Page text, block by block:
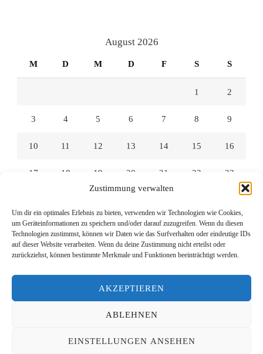
Zustimmung verwalten
Um dir ein optimales Erlebnis zu bieten, verwenden wir Technologien wie Cookies,
um Geräteinformationen zu speichern und/oder darauf zuzugreifen. Wenn du diesen
Technologien zustimmst, können wir Daten wie das Surfverhalten oder eindeutige IDs
auf dieser Website verarbeiten. Wenn du deine Zustimmung nicht erteilst oder
zurückziehst, können bestimmte Merkmale und Funktionen beeinträchtigt werden.
AKZEPTIEREN
ABLEHNEN
EINSTELLUNGEN ANSEHEN
August 2026
M D M D F S S
1 2
3 4 5 6 7 8 9
10 11 12 13 14 15 16
17 18 19 20 21 22 23
31
Yummy Recipe | Entwickelt vonBlossom Themes